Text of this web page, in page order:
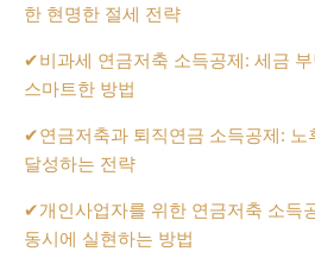
한 현명한 절세 전략
✔비과세 연금저축 소득공제: 세금
스마트한 방법
✔연금저축과 퇴직연금 소득공제:
달성하는 전략
✔개인사업자를 위한 연금저축 소득
동시에 실현하는 방법